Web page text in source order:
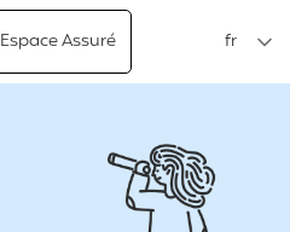
Espace Assuré fr